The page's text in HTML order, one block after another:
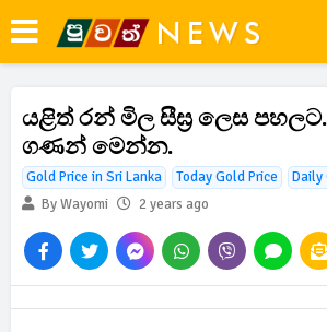
යළිත් රන් මිල සීඝ්‍ර ලෙස
ගණන් මෙන්න.
Gold Price in Sri Lanka Today Gold Price Daily
By Wayomi
2 years ago